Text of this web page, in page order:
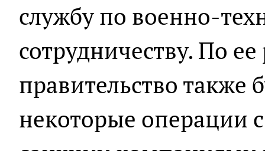
службу по военно-
сотрудничеству. По
правительство также
некоторые операции